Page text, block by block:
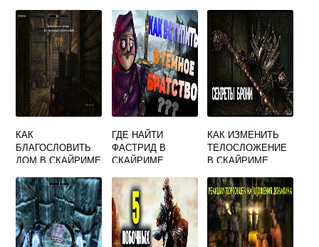
КАК
БЛАГОСЛОВИТЬ
ДОМ В СКАЙРИМЕ
ГДЕ НАЙТИ
ФАСТРИД В
СКАЙРИМЕ
КАК ИЗМЕНИТЬ
ТЕЛОСЛОЖЕНИЕ
В СКАЙРИМЕ